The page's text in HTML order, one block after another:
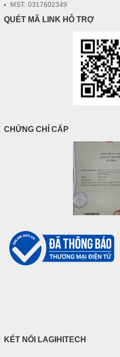
MST: 0317602349
QUÉT MÃ LINK HỖ TRỢ
CHỨNG CHỈ CẤP
KẾT NỐI LAGIHITECH